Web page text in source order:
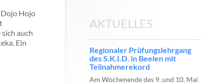
Dojo Hojo
auch
Ein
AKTUELLES
Regionaler Prüfungslehrgang
des S.K.I.D. in Beelen mit
Teilnahmerekord
Am Wochenende des 9. und 10. Mai